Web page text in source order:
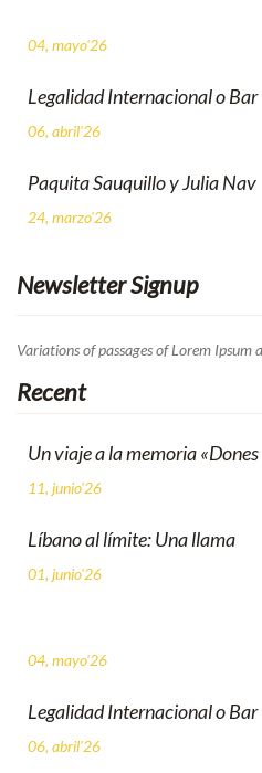
04, mayo'26
Legalidad Internacional o Bar
06, abril'26
Paquita Sauquillo y Julia Nav
24, marzo'26
Newsletter Signup
Variations of passages of Lorem
Recent
Un viaje a la memoria «Dones
11, junio'26
Líbano al límite: Una llama
01, junio'26
04, mayo'26
Legalidad Internacional o Bar
06, abril'26